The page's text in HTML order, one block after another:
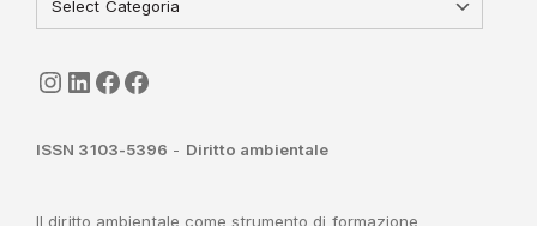
seguici
LinkedIn
ISGI-CNRSapienza
ISSN 3103-5396 - Diritto ambientale
Il diritto ambientale come strumento di formazione